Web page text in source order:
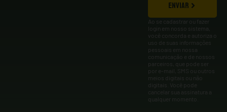
ENVIAR
Ao se cadastrar ou fazer
login em nosso sistema,
você concorda e autoriza o
uso de suas informações
pessoais em nossa
comunicação e de nossos
parceiros, que pode ser
por e-mail, SMS ou outros
meios digitais ou não
digitais. Você pode
cancelar sua assinatura a
qualquer momento.